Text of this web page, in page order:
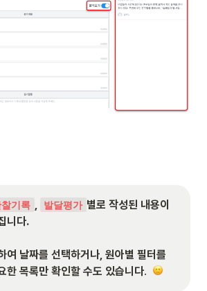
찰기록 발달평가 별로 작성된 내용이
니다.
여 날짜를 선택하거나, 원아별 필터를
한 목록만 확인할 수도 있습니다.